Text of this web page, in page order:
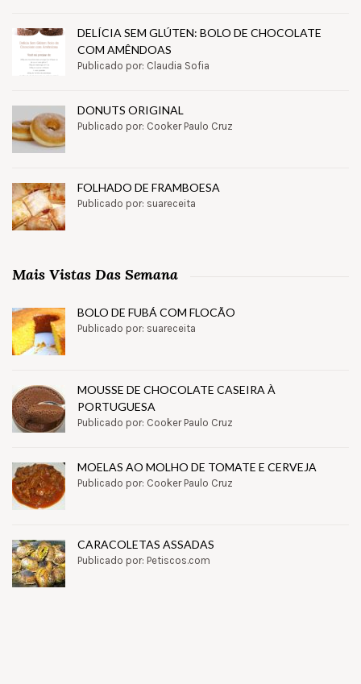
DELÍCIA SEM GLÚTEN: BOLO DE CHOCOLATE
COM AMÊNDOAS
Publicado por: Claudia Sofia
DONUTS ORIGINAL
Publicado por: Cooker Paulo Cruz
FOLHADO DE FRAMBOESA
Publicado por: suareceita
Mais Vistas Das Semana
BOLO DE FUBÁ COM FLOCÃO
Publicado por: suareceita
MOUSSE DE CHOCOLATE CASEIRA À
PORTUGUESA
Publicado por: Cooker Paulo Cruz
MOELAS AO MOLHO DE TOMATE E CERVEJA
Publicado por: Cooker Paulo Cruz
CARACOLETAS ASSADAS
Publicado por: Petiscos.com